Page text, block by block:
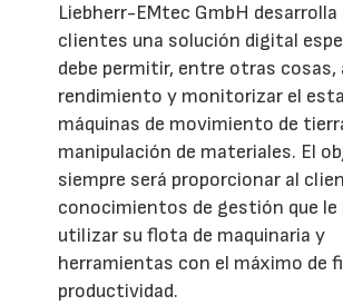
Liebherr-EMtec GmbH
clientes una solución digital
debe permitir, entre otras cosas,
rendimiento y monitorizar el
máquinas de movimiento de
manipulación de materiales. El
siempre será proporcionar al
conocimientos de gestión que
utilizar su flota de maquinaria y
herramientas con el máximo de
productividad.